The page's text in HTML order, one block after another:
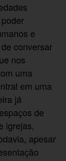
e
conversar
nos
uma
em uma
já
de
igrejas,
apesar